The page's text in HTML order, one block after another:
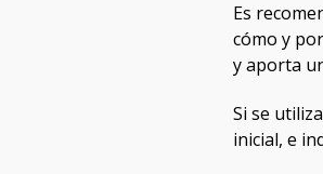
Es
cómo y
y aporta
Si se
inicial, e